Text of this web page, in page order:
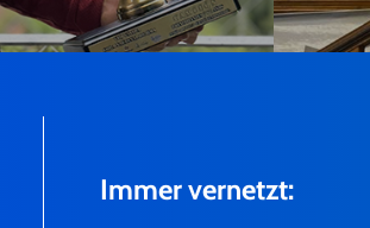
Immer vernetzt: